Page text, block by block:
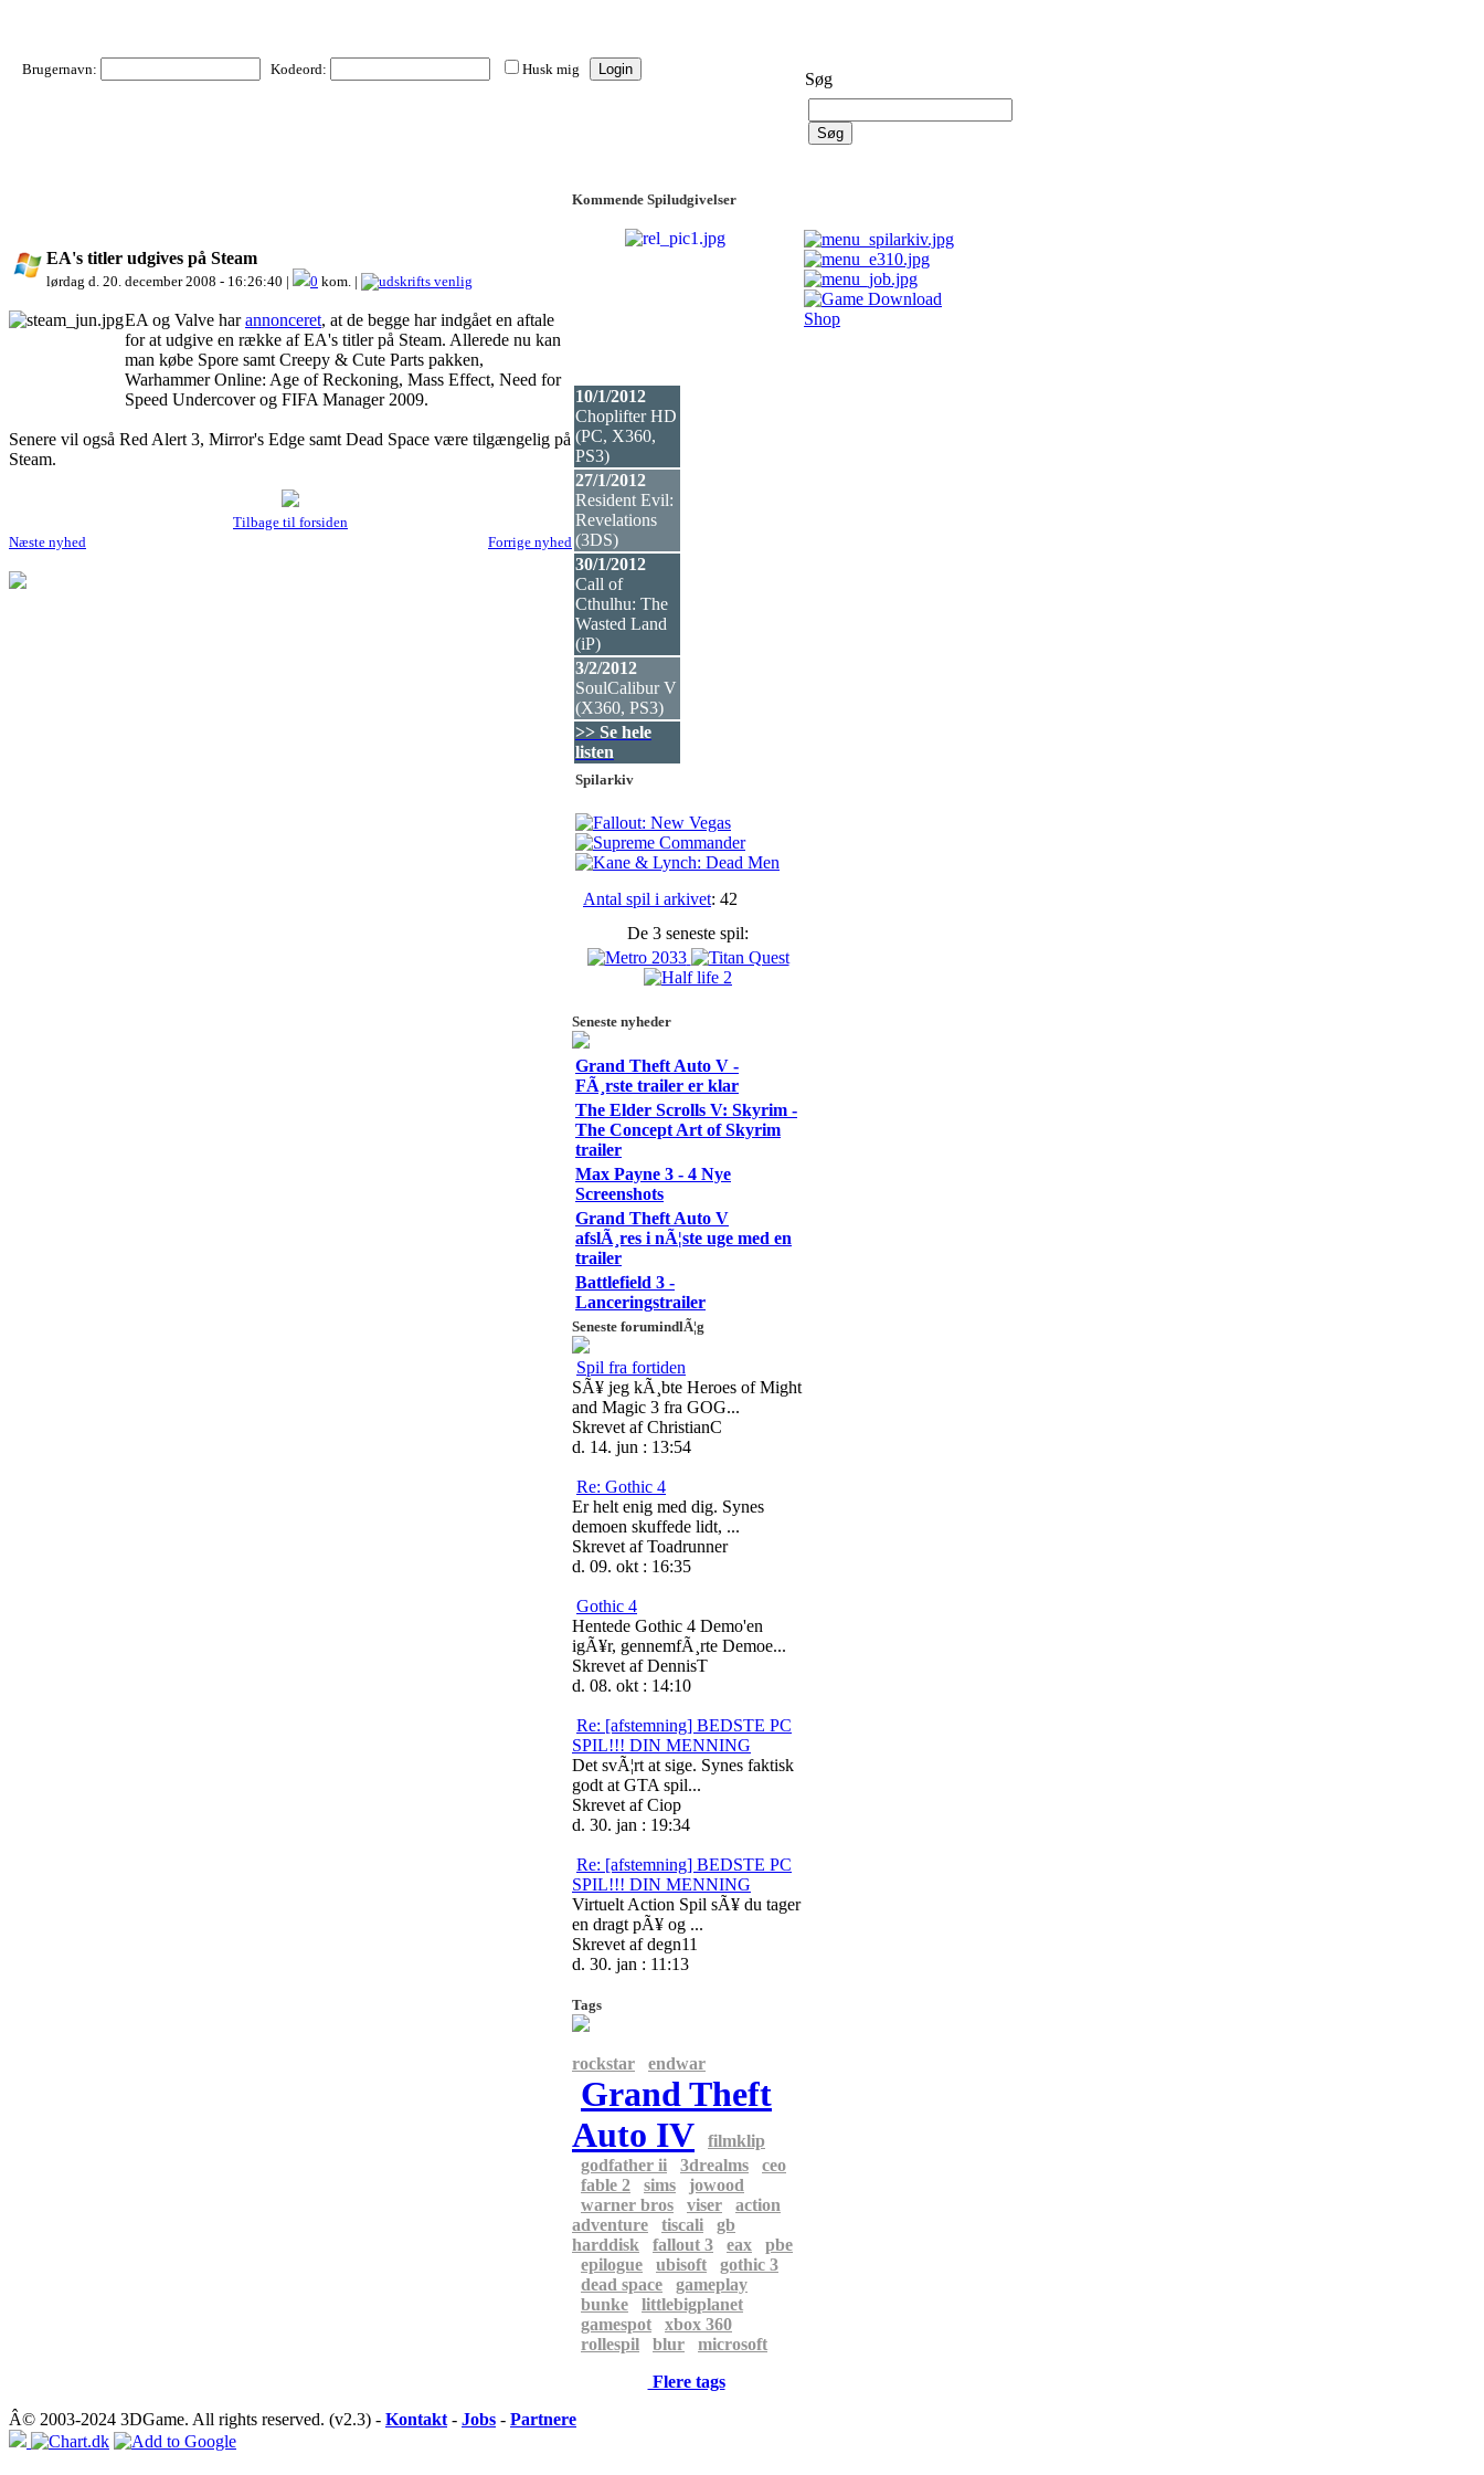
Brugernavn: Kodeord: Husk mig
Søg
EA's titler udgives på Steam
lørdag d. 20. december 2008 - 16:26:40 | 0 kom. |
EA og Valve harannonceret, at de begge har indgået en aftale
for at udgive en række af EA's titler på Steam. Allerede nu kan
man købe Spore samt Creepy & Cute Parts pakken,
Warhammer Online: Age of Reckoning, Mass Effect, Need for
Speed Undercover og FIFA Manager 2009.
Senere vil også Red Alert 3, Mirror's Edge samt Dead Space være tilgængelig på
Steam.
Tilbage til forsiden
Forrige nyhed
Næste nyhed
Kommende Spiludgivelser
10/1/2012
Choplifter HD
(PC, X360,
PS3)
27/1/2012
Resident Evil:
Revelations
(3DS)
30/1/2012
Call of
Cthulhu: The
Wasted Land
(iP)
3/2/2012
SoulCalibur V
(X360, PS3)
>> Se hele
listen
Spilarkiv
Antal spil i arkivet: 42
De 3 seneste spil:
Seneste nyheder
Grand Theft Auto V -
FÃ¸rste trailer er klar
The Elder Scrolls V: Skyrim -
The Concept Art of Skyrim
trailer
Max Payne 3 - 4 Nye
Screenshots
Grand Theft Auto V
afslÃ¸res i nÃ¦ste uge med en
trailer
Battlefield 3 -
Lanceringstrailer
Seneste forumindlÃ¦g
Spil fra fortiden
SÃ¥ jeg kÃ¸bte Heroes of Might
and Magic 3 fra GOG...
Skrevet af ChristianC
d. 14. jun : 13:54
Re: Gothic 4
Er helt enig med dig. Synes
demoen skuffede lidt, ...
Skrevet af Toadrunner
d. 09. okt : 16:35
Gothic 4
Hentede Gothic 4 Demo'en
igÃ¥r, gennemfÃ¸rte Demoe...
Skrevet af DennisT
d. 08. okt : 14:10
Re: [afstemning] BEDSTE PC
SPIL!!! DIN MENNING
Det svÃ¦rt at sige. Synes faktisk
godt at GTA spil...
Skrevet af Ciop
d. 30. jan : 19:34
Re: [afstemning] BEDSTE PC
SPIL!!! DIN MENNING
Virtuelt Action Spil sÃ¥ du tager
en dragt pÃ¥ og ...
Skrevet af degn11
d. 30. jan : 11:13
Tags
rockstar endwar
Grand Theft
Auto IV
filmklip
godfather ii
3drealms
ceo
fable 2
sims
jowood
warner bros
viser
action
adventure
tiscali
gb
harddisk
fallout 3 eax
pbe
epilogue
ubisoft
gothic 3
dead space
gameplay
bunke
littlebigplanet
gamespot
xbox 360
rollespil
blur
microsoft
Flere tags
Â© 2003-2024 3DGame. All rights reserved. (v2.3) - Kontakt - Jobs - Partnere